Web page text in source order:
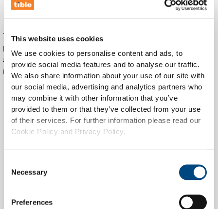
This website uses cookies
We use cookies to personalise content and ads, to
provide social media features and to analyse our traffic.
We also share information about your use of our site with
our social media, advertising and analytics partners who
may combine it with other information that you’ve
provided to them or that they’ve collected from your use
of their services. For further information please read our
Cookie Policy and Privacy Policy.
Selection
Necessary
Preferences
Enfoque
Tible, en colaboración con TSD (desarrollador de WinTree, el
principal sistema ERP para viveros), desarrolló una
aplicación específica para eventos basada en la plataforma
HAWK. Esta solución:
Proporciona a los visitantes una interfaz móvil
para encontrar rápidamente productos y
guardar favoritos
Soporta el registro directo de pedidos en la
feria
procesamiento automático de pedidos
Proporciona estadísticas en tiempo real a los
organizadores para la optimización logística y